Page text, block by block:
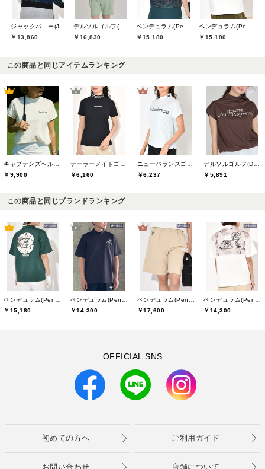
￥13,860
￥16,830
￥15,180
￥15,180
この商品と同じアイテムランキング
￥9,900
￥6,160
￥6,237
￥5,891
この商品と同じブランドランキング
￥15,180
￥14,300
￥17,600
￥14,300
OFFICIAL SNS
初めての方へ ご利用ガイド
お問い合わせ 店舗について